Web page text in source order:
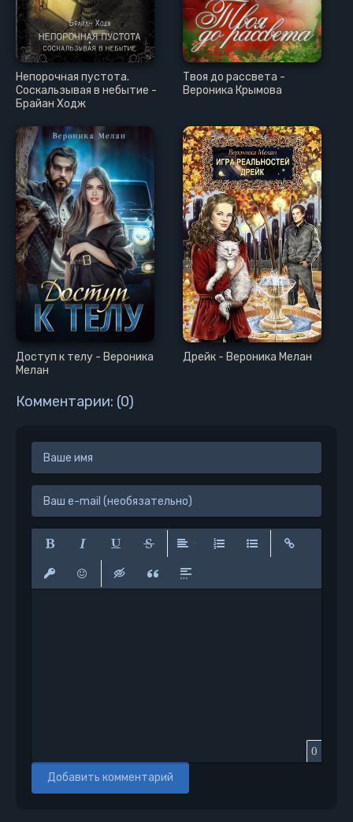
Непорочная пустота.
Соскальзывая в небытие -
Брайан Ходж
Твоя до рассвета -
Вероника Крымова
Доступ к телу - Вероника
Мелан
Дрейк - Вероника Мелан
Комментарии: (0)
Полужирный
Курсив Подчеркнутый
0
Добавить комментарий